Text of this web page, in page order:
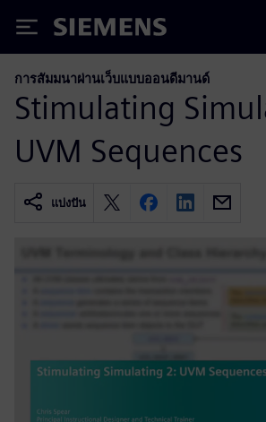
Siemens
การสัมมนาผ่านเว็บแบบออนดีมานด์
Stimulating
UVM Sequences
แบ่งปัน